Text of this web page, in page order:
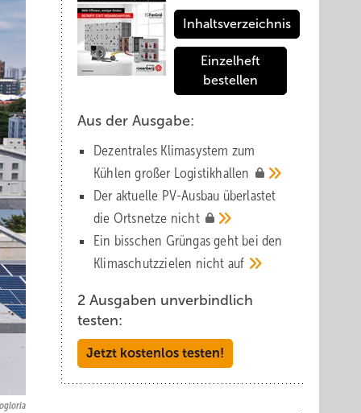
Inhaltsverzeichnis
Einzelheft
bestellen
Aus der Ausgabe:
Dezentrales Klimasystem zum
Kühlen großer Logistik­hallen
Der aktuelle PV-Ausbau über­lastet
die Orts­netze nicht
Ein bisschen Grüngas geht bei den
Klima­schutz­zielen nicht auf
2 Ausgaben unverbindlich
testen:
Jetzt kostenlos testen!